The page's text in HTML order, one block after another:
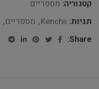
קטגוריה: מספריים
תגיות: Kenchii
, מספריים,
Share: